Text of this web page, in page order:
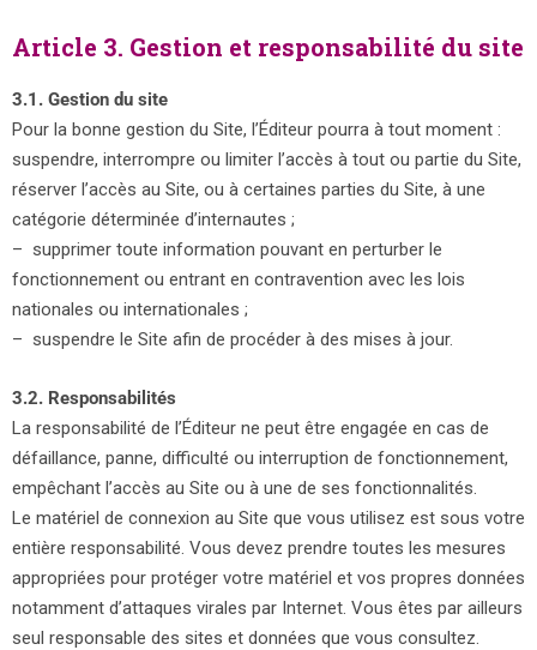
Article 3. Gestion et responsabilité du site
3.1. Gestion du site
Pour la bonne gestion du Site, l’Éditeur pourra à tout moment :
suspendre, interrompre ou limiter l’accès à tout ou partie du Site,
réserver l’accès au Site, ou à certaines parties du Site, à une
catégorie déterminée d’internautes ;
– supprimer toute information pouvant en perturber le
fonctionnement ou entrant en contravention avec les lois
nationales ou internationales ;
– suspendre le Site afin de procéder à des mises à jour.
3.2. Responsabilités
La responsabilité de l’Éditeur ne peut être engagée en cas de
défaillance, panne, difficulté ou interruption de fonctionnement,
empêchant l’accès au Site ou à une de ses fonctionnalités.
Le matériel de connexion au Site que vous utilisez est sous votre
entière responsabilité. Vous devez prendre toutes les mesures
appropriées pour protéger votre matériel et vos propres données
notamment d’attaques virales par Internet. Vous êtes par ailleurs
seul responsable des sites et données que vous consultez.